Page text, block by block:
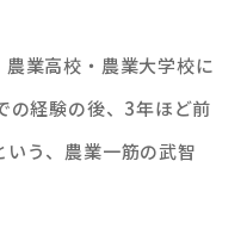
業高校・農業大学校に
の経験の後、3年ほど前
う、農業一筋の武智